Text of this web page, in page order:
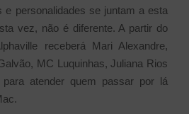
e personalidades se juntam a esta
vez, não é diferente. A partir do
receberá Mari Alexandre,
MC Luquinhas, Juliana Rios
atender quem passar por lá